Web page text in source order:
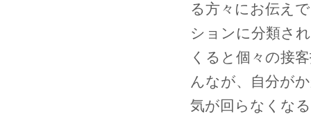
る方々にお伝え
ションに分類さ
くると個々の接
んなが、自分が
気が回らなくな